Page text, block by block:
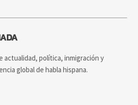
actualidad, política, inmigración y
global de habla hispana.